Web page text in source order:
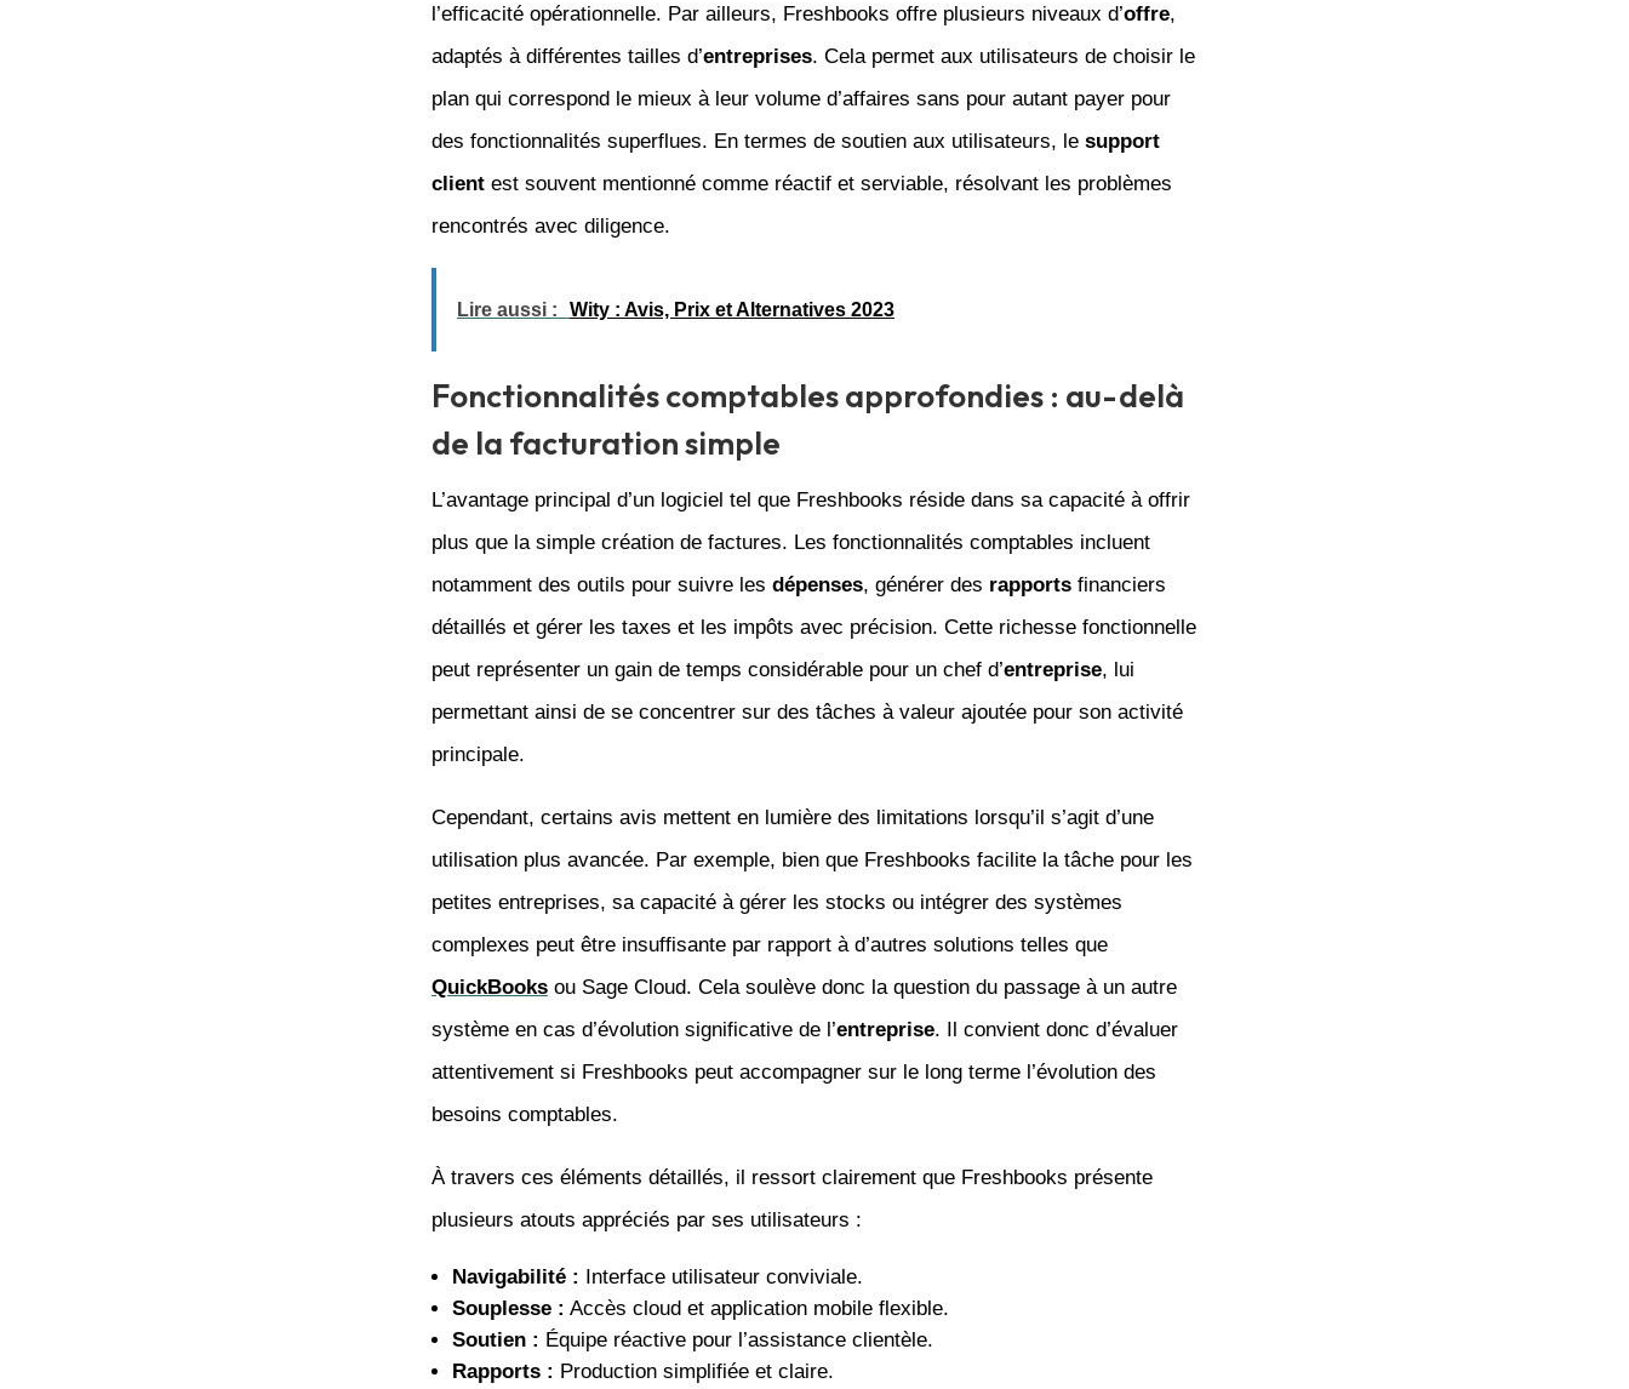
l’efficacité opérationnelle. Par ailleurs, Freshbooks offre plusieurs niveaux d’offre,
adaptés à différentes tailles d’entreprises. Cela permet aux utilisateurs de choisir le
plan qui correspond le mieux à leur volume d’affaires sans pour autant payer pour
des fonctionnalités superflues. En termes de soutien aux utilisateurs, le support
clientest souvent mentionné comme réactif et serviable, résolvant les problèmes
rencontrés avec diligence.
Lire aussi : Wity : Avis, Prix et Alternatives 2023
Fonctionnalités comptables approfondies : au-delà
de la facturation simple
L’avantage principal d’un logiciel tel que Freshbooks réside dans sa capacité à offrir
plus que la simple création de factures. Les fonctionnalités comptables incluent
notamment des outils pour suivre les dépenses, générer des rapportsfinanciers
détaillés et gérer les taxes et les impôts avec précision. Cette richesse fonctionnelle
peut représenter un gain de temps considérable pour un chef d’entreprise, lui
permettant ainsi de se concentrer sur des tâches à valeur ajoutée pour son activité
principale.
Cependant, certains avis mettent en lumière des limitations lorsqu’il s’agit d’une
utilisation plus avancée. Par exemple, bien que Freshbooks facilite la tâche pour les
petites entreprises, sa capacité à gérer les stocks ou intégrer des systèmes
complexes peut être insuffisante par rapport à d’autres solutions telles que
QuickBooksou Sage Cloud. Cela soulève donc la question du passage à un autre
système en cas d’évolution significative de l’entreprise. Il convient donc d’évaluer
attentivement si Freshbooks peut accompagner sur le long terme l’évolution des
besoins comptables.
À travers ces éléments détaillés, il ressort clairement que Freshbooks présente
plusieurs atouts appréciés par ses utilisateurs :
Navigabilité : Interface utilisateur conviviale.
Souplesse : Accès cloud et application mobile flexible.
Soutien : Équipe réactive pour l’assistance clientèle.
Rapports : Production simplifiée et claire.